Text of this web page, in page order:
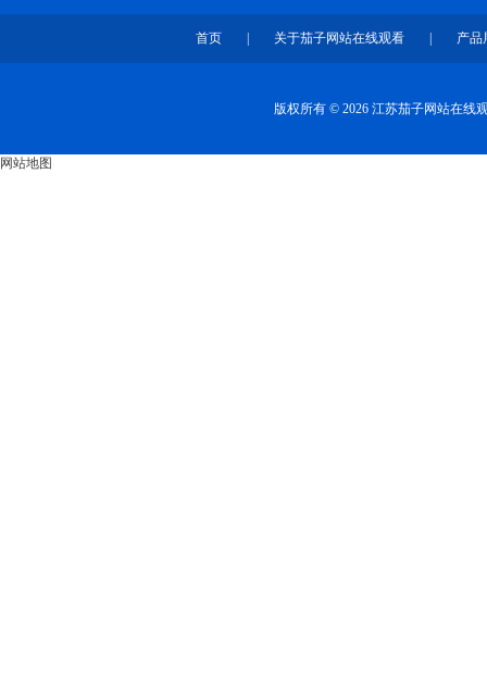
首页 关于茄子网站在线观看 产品
版权所有 © 2026 江苏茄子网站在线
网站地图